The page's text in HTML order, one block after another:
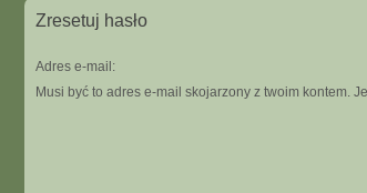
Zresetuj hasło
Adres e-mail:
Musi być to adres e-mail skojarzony z twoim kontem.